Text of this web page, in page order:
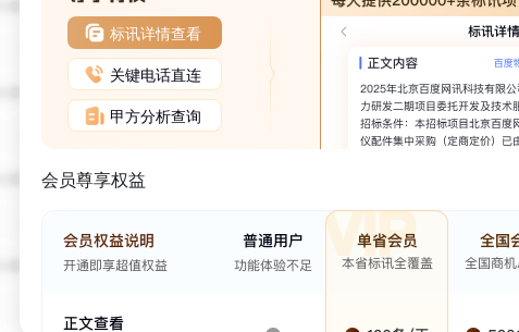
标讯详情查看
关键电话直连
甲方分析查询
会员尊享权益